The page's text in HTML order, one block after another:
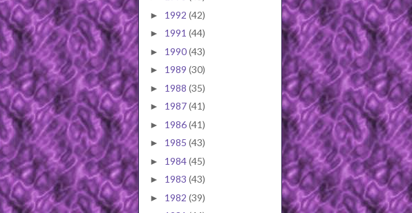
► 1992 (42)
► 1991 (44)
► 1990(43)
► 1989 (30)
► 1988 (35)
► 1987(41)
► 1986(41)
► 1985 (43)
► 1984(45)
► 1983 (43)
► 1982 (39)